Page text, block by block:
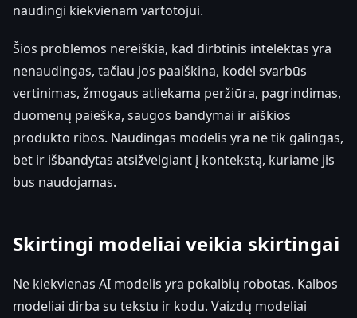
naudingi kiekvienam vartotojui.
Šios problemos nereiškia, kad dirbtinis intelektas yra
nenaudingas, tačiau jos paaiškina, kodėl svarbūs
vertinimas, žmogaus atliekama peržiūra, pagrindimas,
duomenų paieška, saugos bandymai ir aiškios
produkto ribos. Naudingas modelis yra ne tik galingas,
bet ir išbandytas atsižvelgiant į kontekstą, kuriame jis
bus naudojamas.
Skirtingi modeliai veikia skirtingai
Ne kiekvienas AI modelis yra pokalbių robotas. Kalbos
modeliai dirba su tekstu ir kodu. Vaizdų modeliai